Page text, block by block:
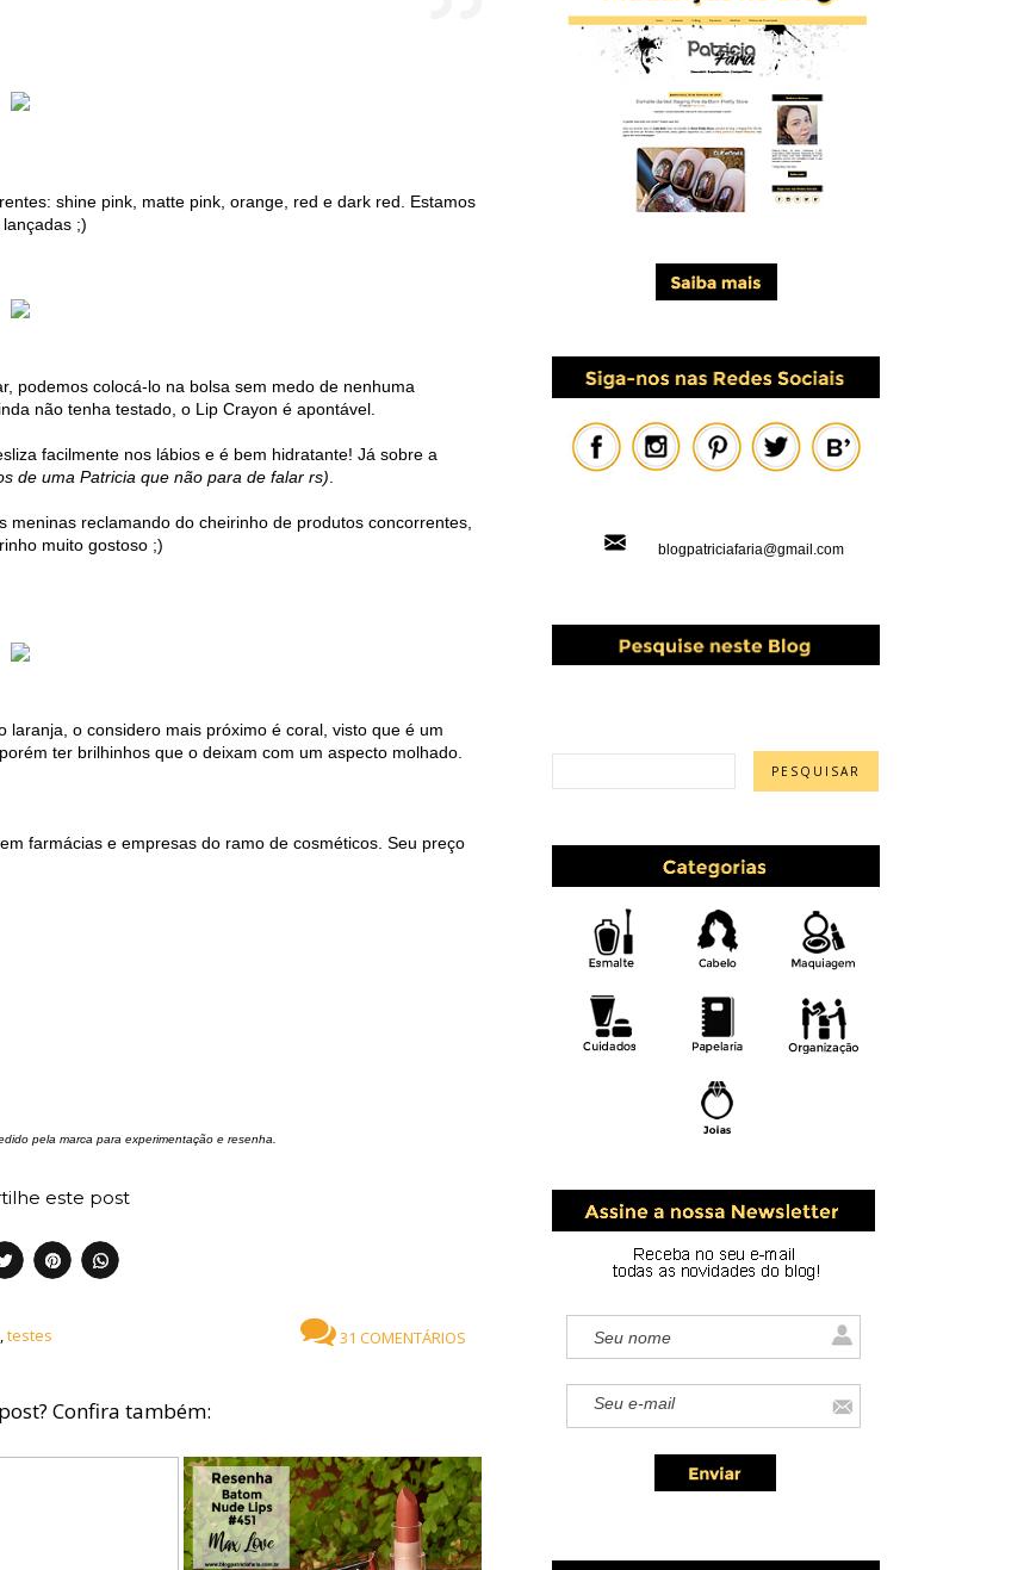
shine pink, matte pink, orange, red e dark red. Estamos
;)
podemos colocá-lo na bolsa sem medo de nenhuma
não tenha testado, o Lip Crayon é apontável.
facilmente nos lábios e é bem hidratante! Já sobre a
de uma Patricia que não para de falar rs)
reclamando do cheirinho de produtos concorrentes,
muito gostoso ;)
o considero mais próximo é coral, visto que é um
ter brilhinhos que o deixam com um aspecto molhado.
farmácias e empresas do ramo de cosméticos. Seu preço
pela marca para experimentação e resenha.
este post
31 COMENTÁRIOS
,testes
Confira também:
blogpatriciafaria@gmail.com